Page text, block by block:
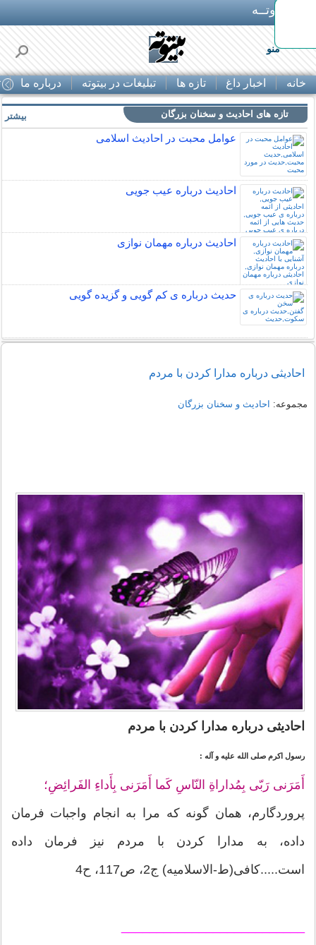
بـیتوتــه
منو
خانه اخبار داغ تازه ها تبلیغات در بیتوته درباره ما
تازه های احادیث و سخنان بزرگان
عوامل محبت در احادیث اسلامى
احادیث درباره عیب جویی
احادیث درباره مهمان نوازی
حدیث درباره ی کم گویی و گزیده گویی
بیشتر
احادیثی درباره مدارا کردن با مردم
مجموعه: احادیث و سخنان بزرگان
احادیثی درباره مدارا کردن با مردم
رسول اكرم صلى الله عليه و آله :
أَمَرَنى رَبّى بِمُداراةِ النّاسِ كَما أَمَرَنى بِأَداءِ الفَرائِضِ؛
پروردگارم، همان گونه كه مرا به انجام واجبات فرمان
داده، به مدارا كردن با مردم نيز فرمان داده
است.....كافى(ط-الاسلامیه) ج2، ص117، ح4